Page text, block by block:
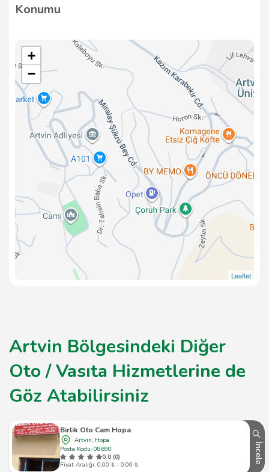
arayabilirsiniz.
Konumu
+
−
Leaflet
Artvin Bölgesindeki Diğer
Oto / Vasıta Hizmetlerine de
Göz Atabilirsiniz
Birlik Oto Cam Hopa
Artvin, Hopa
Posta Kodu: 08690
0.0 (0)
Fiyat Aralığı: 0,00 ₺ - 0,00 ₺
İncele